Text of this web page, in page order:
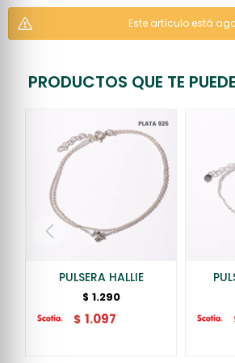
Este artículo está
PRODUCTOS QUE TE
PULSERA HALLIE
$ 1.290
$ 1.097